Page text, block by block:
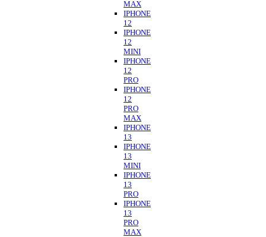
MAX
IPHONE
12
IPHONE
12
MINI
IPHONE
12
PRO
IPHONE
12
PRO
MAX
IPHONE
13
IPHONE
13
MINI
IPHONE
13
PRO
IPHONE
13
PRO
MAX